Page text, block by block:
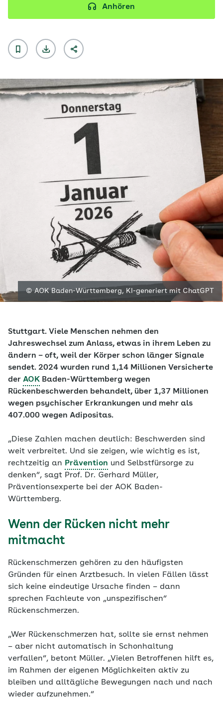
Anhören
© AOK Baden-Württemberg, KI-generiert mit ChatGPT
Stuttgart. Viele Menschen nehmen den
Jahreswechsel zum Anlass, etwas in ihrem Leben zu
ändern – oft, weil der Körper schon länger Signale
sendet. 2024 wurden rund 1,14 Millionen Versicherte
der AOK Baden-Württemberg wegen
Rückenbeschwerden behandelt, über 1,37 Millionen
wegen psychischer Erkrankungen und mehr als
407.000 wegen Adipositas.
„Diese Zahlen machen deutlich: Beschwerden sind
weit verbreitet. Und sie zeigen, wie wichtig es ist,
rechtzeitig an Prävention und Selbstfürsorge zu
denken“, sagt Prof. Dr. Gerhard Müller,
Präventionsexperte bei der AOK Baden-
Württemberg.
Wenn der Rücken nicht mehr
mitmacht
Rückenschmerzen gehören zu den häufigsten
Gründen für einen Arztbesuch. In vielen Fällen lässt
sich keine eindeutige Ursache finden – dann
sprechen Fachleute von „unspezifischen“
Rückenschmerzen.
„Wer Rückenschmerzen hat, sollte sie ernst nehmen
– aber nicht automatisch in Schonhaltung
verfallen“, betont Müller. „Vielen Betroffenen hilft es,
im Rahmen der eigenen Möglichkeiten aktiv zu
bleiben und alltägliche Bewegungen nach und nach
wieder aufzunehmen.“